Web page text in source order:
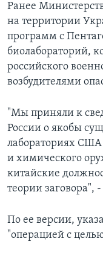
Ранее
на территории
программ с
биолабораторий,
российского
возбудителями
"Мы приняли к
России о якобы
лабораториях США
и химического
китайские
теории заговора",
По ее версии,
"операцией с